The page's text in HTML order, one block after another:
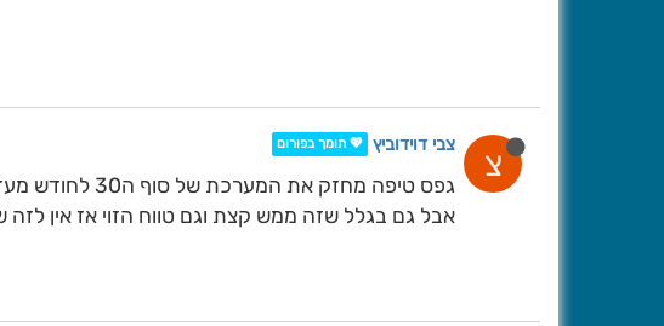
צ צבי דוידוביץ 💖 תומך בפורום
גפס טיפה מחזק את המערכת של סוף ה30 לחודש מעדכון ערב
אבל גם בגלל שזה ממש קצת וגם טווח הזוי אז אין